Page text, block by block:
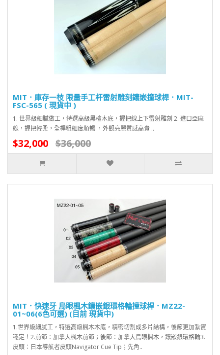
MIT．庫存一枝 限量手工杆雷射雕刻鑲嵌撞球桿．MIT-
FSC-565 ( 現貨中 )
1. 世界級細膩做工，特選高級黑檀木底，握把線上下雷射雕刻 2. 進口亞麻
線，握把輕柔，全桿粗細度順暢 ，外觀亮麗質感高貴 ..
$32,000 $36,000
MIT．快速牙 鳥眼楓木鑲嵌銀環格輪撞球桿．MZ22-
01~06(6色可選) (目前 現貨中)
1.世界級細膩工，特選高級楓木木底，精密切割成多片結構，後節更加紮實
穩定！2.前節：加拿大楓木前節；後節：加拿大鳥眼楓木，鑲嵌銀環格輪3.
皮頭：日本導航者皮頭Navigator Cue Tip；先角..